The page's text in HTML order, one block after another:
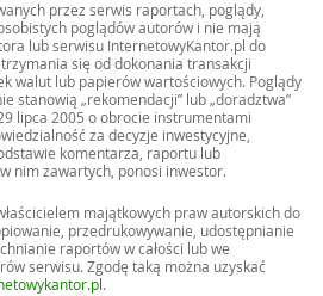
przez serwis raportach, poglądy,
poglądów autorów i nie mają
lub serwisu InternetowyKantor.pl do
się od dokonania transakcji
walut lub papierów wartościowych. Poglądy
stanowią „rekomendacji” lub „doradztwa”
lipca 2005 o obrocie instrumentami
za decyzje inwestycyjne,
komentarza, raportu lub
nim zawartych, ponosi inwestor.
majątkowych praw autorskich do
przedrukowywanie, udostępnianie
raportów w całości lub we
serwisu. Zgodę taką można uzyskać
.